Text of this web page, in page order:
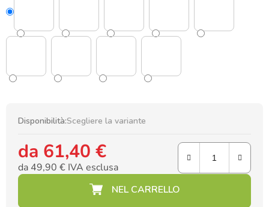
Disponibilità:Scegliere la variante
da 61,40 €
da 49,90 € IVA esclusa
Prezzo della misura: